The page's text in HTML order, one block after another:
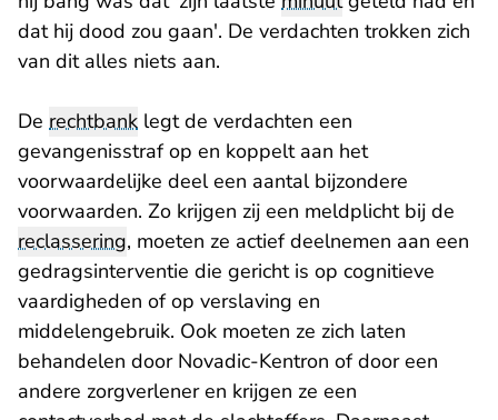
dat hij dood zou gaan'. De verdachten trokken zich
van dit alles niets aan.
De rechtbank legt de verdachten een
gevangenisstraf op en koppelt aan het
voorwaardelijke deel een aantal bijzondere
voorwaarden. Zo krijgen zij een meldplicht bij de
reclassering, moeten ze actief deelnemen aan een
gedragsinterventie die gericht is op cognitieve
vaardigheden of op verslaving en
middelengebruik. Ook moeten ze zich laten
behandelen door Novadic-Kentron of door een
andere zorgverlener en krijgen ze een